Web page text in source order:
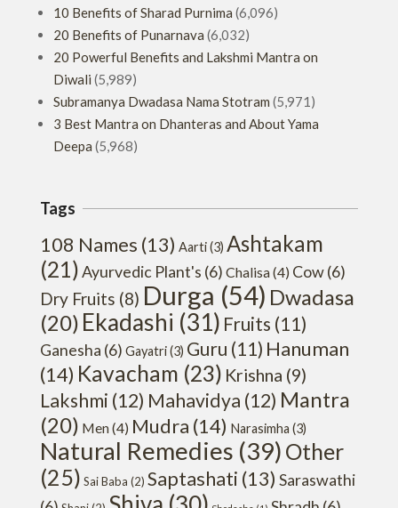
10 Benefits of Sharad Purnima (6,096)
20 Benefits of Punarnava (6,032)
20 Powerful Benefits and Lakshmi Mantra on
Diwali (5,989)
Subramanya Dwadasa Nama Stotram (5,971)
3 Best Mantra on Dhanteras and About Yama
Deepa (5,968)
Tags
108 Names (13) Aarti(3) Ashtakam
(21)Ayurvedic Plant's (6) Chalisa(4) Cow(6)
Dry Fruits (8) Durga (54) Dwadasa
(20) Ekadashi (31) Fruits (11)
Ganesha (6) Gayatri(3) Guru (11) Hanuman
(14) Kavacham (23) Krishna (9)
Lakshmi (12) Mahavidya (12) Mantra
(20) Men(4) Mudra (14) Narasimha (3)
Natural Remedies (39) Other
(25) Sai Baba (2) Saptashati (13) Saraswathi